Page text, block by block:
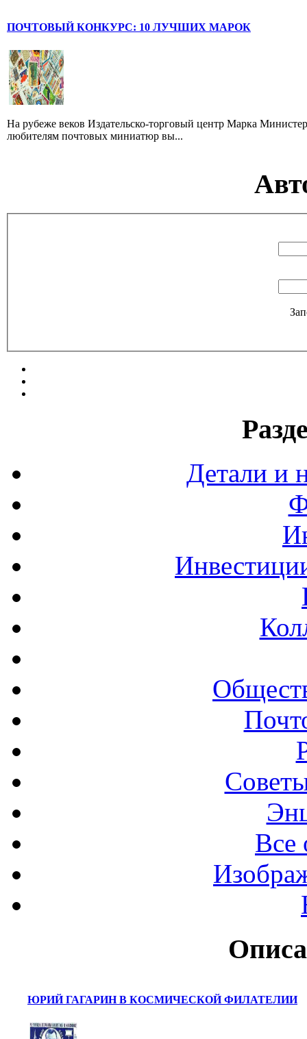
ПОЧТОВЫЙ КОНКУРС: 10 ЛУЧШИХ МАРОК
На рубеже веков Издательско-торговый центр Марка
любителям почтовых миниатюр вы...
Детали и
Все
ЮРИЙ ГАГАРИН В КОСМИЧЕСКОЙ ФИЛАТЕЛИИ